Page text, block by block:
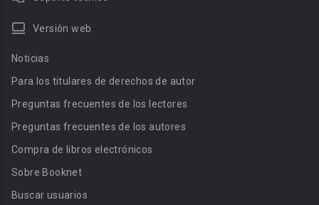
Versión web
Noticias
Para los titulares de derechos de autor
Preguntas frecuentes de los lectores
Preguntas frecuentes de los autores
Compra de libros electrónicos
Sobre Booknet
Buscar usuarios